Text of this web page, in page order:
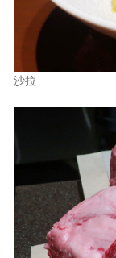
沙拉